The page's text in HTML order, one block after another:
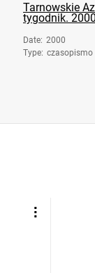
Azoty : tygodnik.
Azoty : tygodnik.
Azoty : tygodnik.
Azoty : tygodnik.
Azoty : tygodnik.
Tarnowskie
tygodnik.
Date: 2000
Type: czasopismo